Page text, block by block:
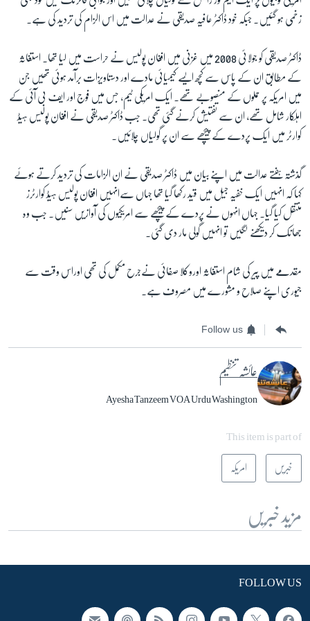
زخمی ہو گئیں۔ جبکہ خود ڈاکٹر عافیہ صدیقی نے عدالت میں اس الزام کی تردید کی ہے۔
ڈاکٹر صدیقی کو جولائی 2008 میں غزنی میں افغان پولیس نے حراست میں لیا تھا۔ استغاثہ
کے مطابق ان کے پاس سے کچھ ایسے کیمیائی مادے اور دستاویزات برآمد ہوئی تھیں جن
میں امریکہ پر حملوں کے منصوبے تھے۔ ایک امریکی ٹیم، جس میں فوج اور ایف بی آئی کے
اہلکار شامل تھے، ان سے تفتیش کرنے گئی تھی۔ جب ڈاکٹر صدیقی نے افغان پولیس ہیڈ
کوارٹر میں ایک پردے کے پیچھے سے ان پر گولیاں چلائیں۔
گذشتہ ہفتے عدالت میں اپنے بیان میں ڈاکٹر صدیقی نے ان الزامات کی تردید کرتے ہوئے
کہا کہ انہیں ایک خفیہ جیل میں قید رکھا گیا تھا جہاں سےانہیں افغان پولیس ہیڈ کوارٹرز
منتقل کیا گیا۔ جہاں انہوں نے پردے کے پیچھے سے امریکیوں کی آوازیں سنیں۔ جب وہ
جھانک کر دیکھنے لگیں تو انہیں گولی مار دی گئی۔
مقدمے میں پیر کی شام استغاثہ اوروکلا صفائی نےجرح مکمل کی تھی اوراس وقت سے
جیوری اپنے صلاح و مشورے میں مصروف ہے۔
Follow us
عائشہ تنظیم
Ayesha Tanzeem VOA Urdu Washington
This item is part of
خبریں امریکہ
مزید خبریں
FOLLOW US